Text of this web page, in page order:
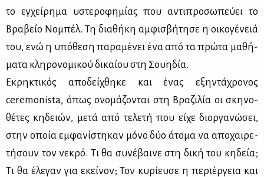
το εγ­χεί­ρη­μα υστε­ρο­φη­μί­ας που αντι­προ­σω­πεύ­ει το
Βρα­βείο Νο­μπέλ. Τη δια­θή­κη αμ­φι­σβή­τη­σε η οι­κο­γέ­νειά
του, ενώ η υπό­θε­ση πα­ρα­μέ­νει ένα από τα πρώ­τα μα­θή­
μα­τα κλη­ρο­νο­μι­κού δι­καί­ου στη Σου­η­δία.
Εκρη­κτι­κός απο­δεί­χθη­κε και ένας εξη­ντά­χρο­νος
ceremonista, όπως ονο­μά­ζο­νται στη Βρα­ζι­λία οι σκη­νο­
θέ­τες κη­δειών, με­τά από τε­λε­τή που εί­χε διορ­γα­νώ­σει,
στην οποία εμ­φα­νί­στη­καν μό­νο δύο άτο­μα να απο­χαι­ρε­
τή­σουν τον νε­κρό. Τι θα συ­νέ­βαι­νε στη δι­κή του κη­δεία;
Τι θα έλε­γαν για εκεί­νον; Τον κυ­ρί­ευ­σε η πε­ριέρ­γεια και